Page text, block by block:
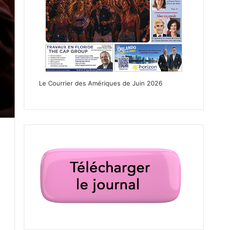
Le Courrier des Amériques de Juin 2026